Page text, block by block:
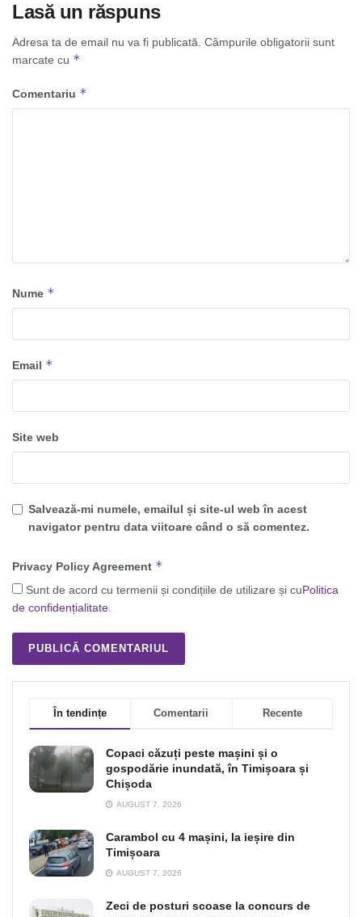
Lasă un răspuns
Adresa ta de email nu va fi publicată. Câmpurile obligatorii sunt
marcate cu *
Comentariu *
Nume *
Email *
Site web
Salvează-mi numele, emailul și site-ul web în acest
navigator pentru data viitoare când o să comentez.
Privacy Policy Agreement *
Sunt de acord cu termenii și condițiile de utilizare și cuPolitica
de confidențialitate.
În tendințe Comentarii Recente
Copaci căzuți peste mașini și o
gospodărie inundată, în Timișoara și
Chișoda
AUGUST 7, 2026
Carambol cu 4 mașini, la ieșire din
Timișoara
AUGUST 7, 2026
Zeci de posturi scoase la concurs de